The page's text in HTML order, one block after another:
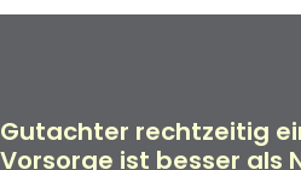
Gutachter rechtzeitig
Vorsorge ist besser als